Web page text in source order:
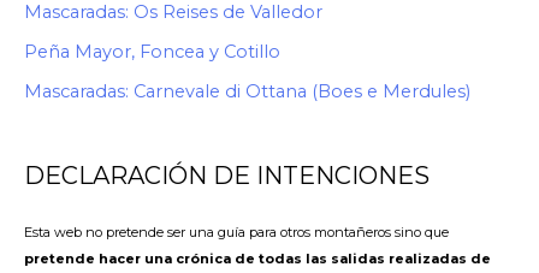
Mascaradas: Os Reises de Valledor
Peña Mayor, Foncea y Cotillo
Mascaradas: Carnevale di Ottana (Boes e Merdules)
DECLARACIÓN DE INTENCIONES
Esta web no pretende ser una guía para otros montañeros sino que
pretende hacer una crónica de todas las salidas realizadas de